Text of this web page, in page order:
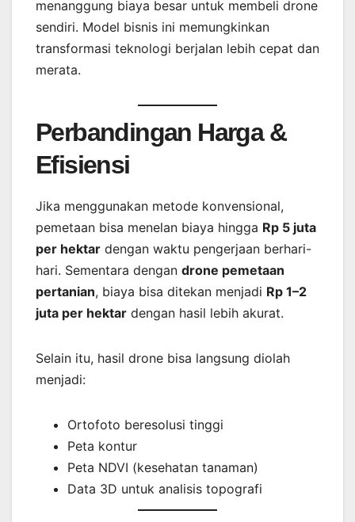
menanggung biaya besar untuk membeli drone
sendiri. Model bisnis ini memungkinkan
transformasi teknologi berjalan lebih cepat dan
merata.
Perbandingan Harga &
Efisiensi
Jika menggunakan metode konvensional,
pemetaan bisa menelan biaya hingga Rp 5 juta
per hektar dengan waktu pengerjaan berhari-
hari. Sementara dengan drone pemetaan
pertanian, biaya bisa ditekan menjadi Rp 1–2
juta per hektar dengan hasil lebih akurat.
Selain itu, hasil drone bisa langsung diolah
menjadi:
Ortofoto beresolusi tinggi
Peta kontur
Peta NDVI (kesehatan tanaman)
Data 3D untuk analisis topografi